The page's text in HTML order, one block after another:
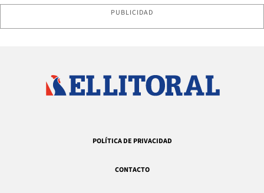
PUBLICIDAD
POLÍTICA DE PRIVACIDAD
CONTACTO